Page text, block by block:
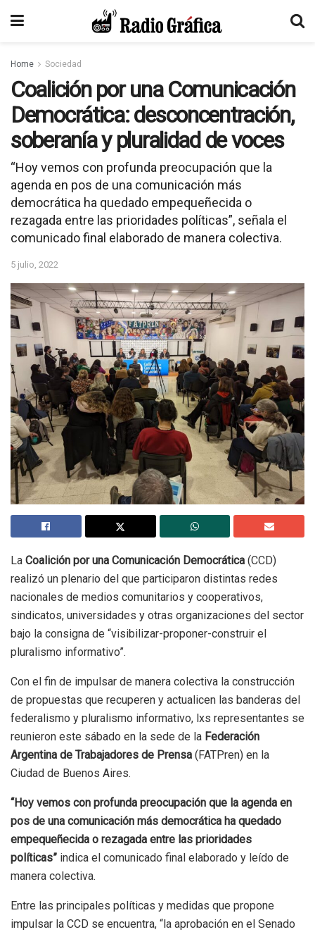
Home Sociedad
Coalición por una Comunicación
Democrática: desconcentración,
soberanía y pluralidad de voces
“Hoy vemos con profunda preocupación que la
agenda en pos de una comunicación más
democrática ha quedado empequeñecida o
rezagada entre las prioridades políticas”, señala el
comunicado final elaborado de manera colectiva.
5 julio, 2022
La Coalición por una Comunicación Democrática (CCD)
realizó un plenario del que participaron distintas redes
nacionales de medios comunitarios y cooperativos,
sindicatos, universidades y otras organizaciones del sector
bajo la consigna de “visibilizar-proponer-construir el
pluralismo informativo”.
Con el fin de impulsar de manera colectiva la construcción
de propuestas que recuperen y actualicen las banderas del
federalismo y pluralismo informativo, lxs representantes se
reunieron este sábado en la sede de la Federación
Argentina de Trabajadores de Prensa (FATPren) en la
Ciudad de Buenos Aires.
“Hoy vemos con profunda preocupación que la agenda en
pos de una comunicación más democrática ha quedado
empequeñecida o rezagada entre las prioridades
políticas” indica el comunicado final elaborado y leído de
manera colectiva.
Entre las principales políticas y medidas que propone
impulsar la CCD se encuentra, “la aprobación en el Senado